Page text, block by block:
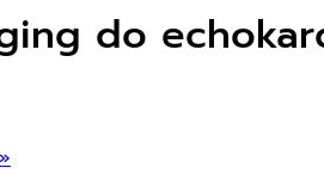
do